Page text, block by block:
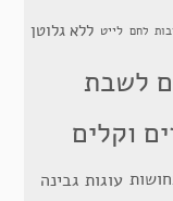
לחם לייט ללא גלוטן
לשבת
וקלים
עוגות גבינה